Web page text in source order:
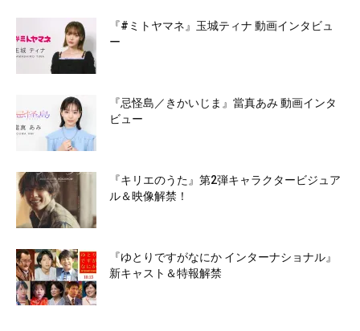
『#ミトヤマネ』玉城ティナ 動画インタビュ
ー
『忌怪島／きかいじま』當真あみ 動画インタ
ビュー
『キリエのうた』第2弾キャラクタービジュア
ル＆映像解禁！
『ゆとりですがなにか インターナショナル』
新キャスト＆特報解禁